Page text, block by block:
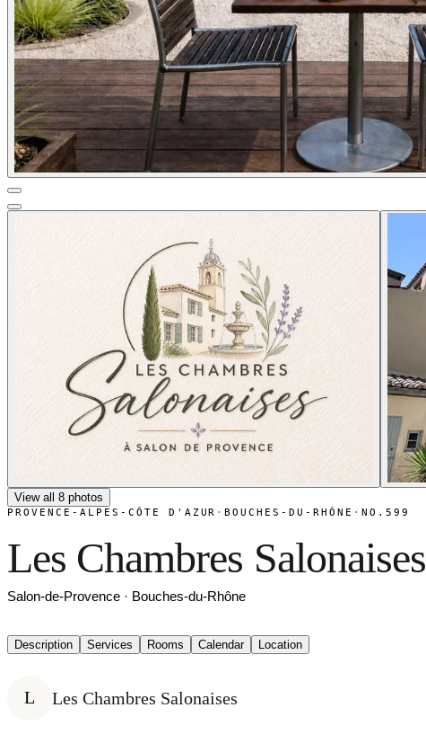
View all 8 photos
PROVENCE-ALPES-CÔTE D'AZUR ·BOUCHES-DU-RHÔNE ·NO.599
Les Chambres Salonaises
Salon-de-Provence · Bouches-du-Rhône
Description Services Rooms Calendar Location
L Les Chambres Salonaises